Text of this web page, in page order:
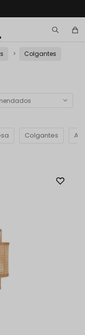
Colgantes
Colgantes